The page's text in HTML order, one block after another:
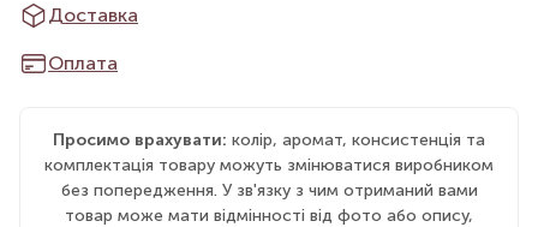
Доставка
Оплата
Просимо врахувати: колір, аромат, консистенція та
комплектація товару можуть змінюватися виробником
без попередження. У зв'язку з чим отриманий вами
товар може мати відмінності від фото або опису,